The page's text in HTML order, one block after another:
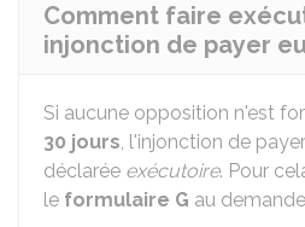
Comment faire
injonction de payer
Si aucune opposition n'est
30 jours, l'injonction de
déclarée exécutoire. Pour
le formulaire G au